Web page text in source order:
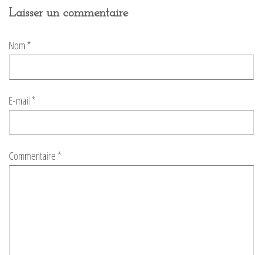
Laisser un commentaire
Commentaire *
Nom *
E-mail *